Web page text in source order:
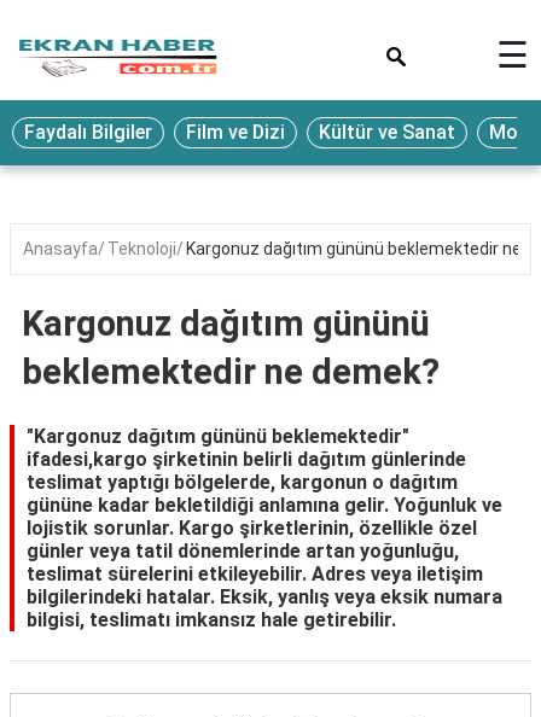
Eğitim
Ekonomi
Seyahat
Oyun
Yaşam
Hukuk
Blog
☰
Faydalı Bilgiler Film ve Dizi Kültür ve Sanat
Anasayfa Teknoloji Kargonuz dağıtım gününü beklemektedir ne
Kargonuz dağıtım gününü
beklemektedir ne demek?
"Kargonuz dağıtım gününü beklemektedir"
ifadesi,kargo şirketinin belirli dağıtım günlerinde
teslimat yaptığı bölgelerde, kargonun o dağıtım
gününe kadar bekletildiği anlamına gelir. Yoğunluk ve
lojistik sorunlar. Kargo şirketlerinin, özellikle özel
günler veya tatil dönemlerinde artan yoğunluğu,
teslimat sürelerini etkileyebilir. Adres veya iletişim
bilgilerindeki hatalar. Eksik, yanlış veya eksik numara
bilgisi, teslimatı imkansız hale getirebilir.